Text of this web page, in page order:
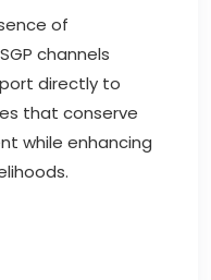
of
channels
directly to
that conserve
while enhancing